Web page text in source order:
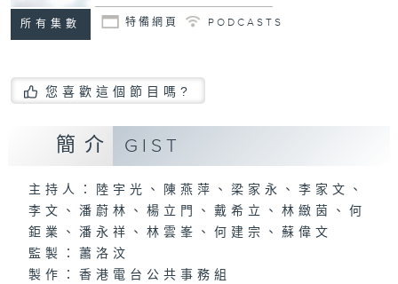
所有集數 特備網頁 PODCASTS
您喜歡這個節目嗎?
簡介 GIST
主持人：陸宇光、陳燕萍、梁家永、李家文、
李文、潘蔚林、楊立門、戴希立、林緻茵、何
鉅業、潘永祥、林雲峯、何建宗、蘇偉文
監製：蕭洛汶
製作：香港電台公共事務組